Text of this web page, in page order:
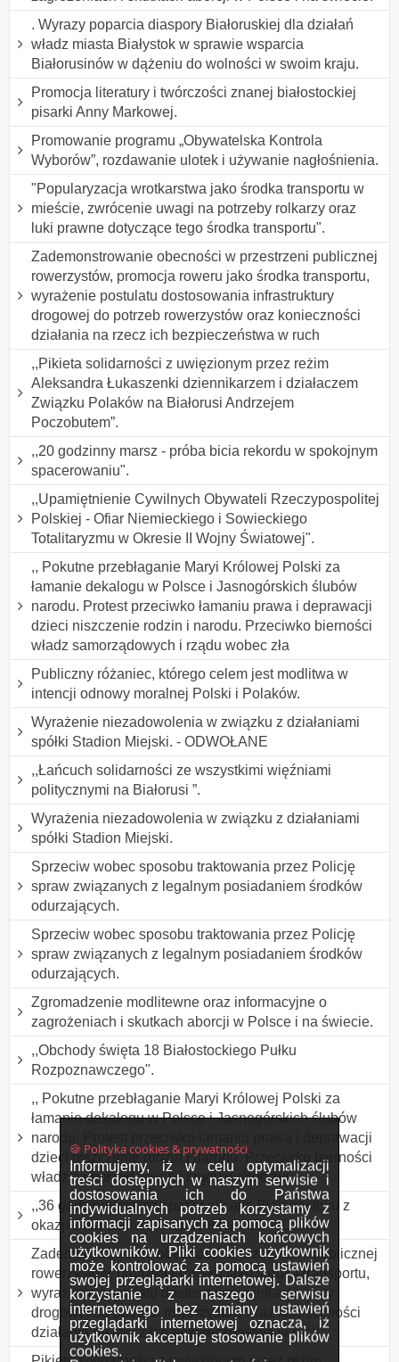
🍪 Polityka cookies & prywatności
Informujemy, iż w celu optymalizacji
treści dostępnych w naszym serwisie i
dostosowania ich do Państwa
indywidualnych potrzeb korzystamy z
informacji zapisanych za pomocą plików
cookies na urządzeniach końcowych
użytkowników. Pliki cookies użytkownik
może kontrolować za pomocą ustawień
swojej przeglądarki internetowej. Dalsze
korzystanie z naszego serwisu
internetowego bez zmiany ustawień
przeglądarki internetowej oznacza, iż
użytkownik akceptuje stosowanie plików
cookies.
. Wyrazy poparcia diaspory Białoruskiej dla działań
władz miasta Białystok w sprawie wsparcia
Białorusinów w dążeniu do wolności w swoim kraju.
Promocja literatury i twórczości znanej białostockiej
pisarki Anny Markowej.
Promowanie programu „Obywatelska Kontrola
Wyborów”, rozdawanie ulotek i używanie nagłośnienia.
"Popularyzacja wrotkarstwa jako środka transportu w
mieście, zwrócenie uwagi na potrzeby rolkarzy oraz
luki prawne dotyczące tego środka transportu".
Zademonstrowanie obecności w przestrzeni publicznej
rowerzystów, promocja roweru jako środka transportu,
wyrażenie postulatu dostosowania infrastruktury
drogowej do potrzeb rowerzystów oraz konieczności
działania na rzecz ich bezpieczeństwa w ruch
,,Pikieta solidarności z uwięzionym przez reżim
Aleksandra Łukaszenki dziennikarzem i działaczem
Związku Polaków na Białorusi Andrzejem
Poczobutem”.
,,20 godzinny marsz - próba bicia rekordu w spokojnym
spacerowaniu".
,,Upamiętnienie Cywilnych Obywateli Rzeczypospolitej
Polskiej - Ofiar Niemieckiego i Sowieckiego
Totalitaryzmu w Okresie II Wojny Światowej".
,, Pokutne przebłaganie Maryi Królowej Polski za
łamanie dekalogu w Polsce i Jasnogórskich ślubów
narodu. Protest przeciwko łamaniu prawa i deprawacji
dzieci niszczenie rodzin i narodu. Przeciwko bierności
władz samorządowych i rządu wobec zła
Publiczny różaniec, którego celem jest modlitwa w
intencji odnowy moralnej Polski i Polaków.
Wyrażenie niezadowolenia w związku z działaniami
spółki Stadion Miejski. - ODWOŁANE
,,Łańcuch solidarności ze wszystkimi więźniami
politycznymi na Białorusi ”.
Wyrażenia niezadowolenia w związku z działaniami
spółki Stadion Miejski.
Sprzeciw wobec sposobu traktowania przez Policję
spraw związanych z legalnym posiadaniem środków
odurzających.
Sprzeciw wobec sposobu traktowania przez Policję
spraw związanych z legalnym posiadaniem środków
odurzających.
Zgromadzenie modlitewne oraz informacyjne o
zagrożeniach i skutkach aborcji w Polsce i na świecie.
,,Obchody święta 18 Białostockiego Pułku
Rozpoznawczego".
,, Pokutne przebłaganie Maryi Królowej Polski za
łamanie dekalogu w Polsce i Jasnogórskich ślubów
narodu. Protest przeciwko łamaniu prawa i deprawacji
dzieci niszczenie rodzin i narodu. Przeciwko bierności
władz samorządowych i rządu wobec zła
,,36 godzinny marsz/spacer ulicami Białegostoku z
okazji Dnia Leniwych Spacerów". ODWOŁANY.
Zademonstrowanie obecności w przestrzeni publicznej
rowerzystów, promocja roweru jako środka transportu,
wyrażenie postulatu dostosowania infrastruktury
drogowej do potrzeb rowerzystów oraz konieczności
działania na rzecz ich bezpieczeństwa w ruch